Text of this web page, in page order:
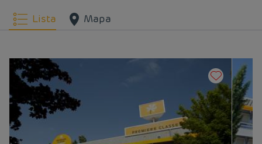
Lista Mapa